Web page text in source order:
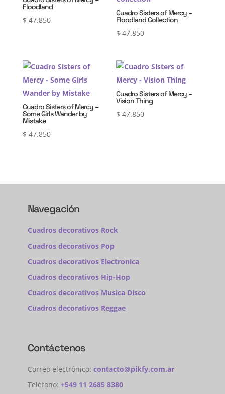
Floodland
$ 47.850
Cuadro Sisters of Mercy –
Floodland Collection
$ 47.850
Cuadro Sisters of Mercy –
Some Girls Wander by
Mistake
$ 47.850
Cuadro Sisters of Mercy –
Vision Thing
$ 47.850
Navegación
Cuadros decorativos Rock
Cuadros decorativos Pop
Cuadros decorativos Electronica
Cuadros decorativos Hip-Hop
Cuadros decorativos Musica Disco
Cuadros decorativos Reggae
Contáctenos
Correo electrónico: contacto@pikfy.com.ar
Teléfono: +549 11 2685 8380